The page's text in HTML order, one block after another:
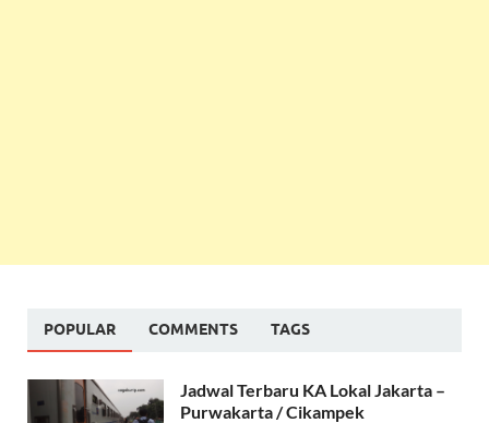
POPULAR COMMENTS TAGS
Jadwal Terbaru KA Lokal Jakarta –
Purwakarta / Cikampek